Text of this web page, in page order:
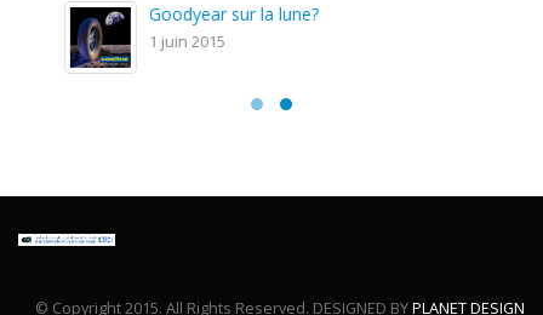
Goodyear sur la lune?
1 juin 2015
© Copyright 2015. All Rights Reserved. DESIGNED BYPLANET DESIGN